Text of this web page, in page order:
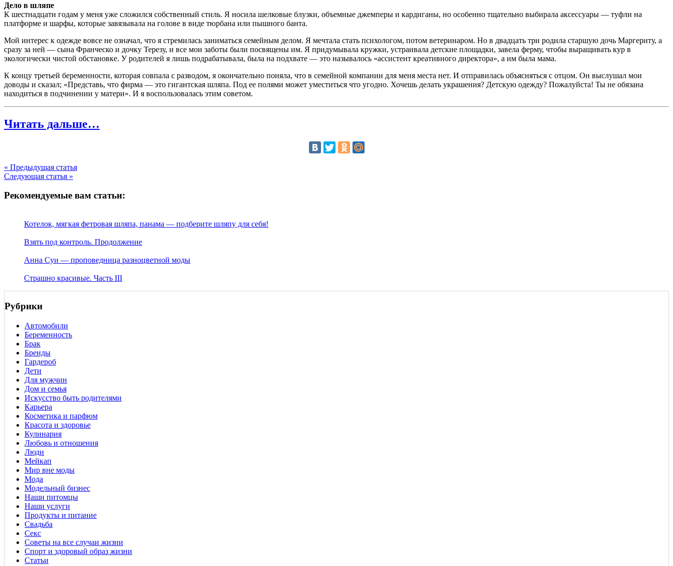
Дело в шляпе
К шестнадцати годам у меня уже сложился собственный стиль. Я носила шелковые блузки, объемные джемперы и кардиганы, но особенно тщательно выбирала аксессуары — туфли на
платформе и шарфы, которые завязывала на голове в виде тюрбана или пышного банта.
Мой интерес к одежде вовсе не означал, что я стремилась заниматься семейным делом. Я мечтала стать психологом, потом ветеринаром. Но в двадцать три родила старшую дочь Маргериту, а
сразу за ней — сына Франческо и дочку Терезу, и все мои заботы были посвящены им. Я придумывала кружки, устраивала детские площадки, завела ферму, чтобы выращивать кур в
экологически чистой обстановке. У родителей я лишь подрабатывала, была на подхвате — это называлось «ассистент креативного директора», а им была мама.
К концу третьей беременности, которая совпала с разводом, я окончательно поняла, что в семейной компании для меня места нет. И отправилась объясняться с отцом. Он выслушал мои
доводы и сказал; «Представь, что фирма — это гигантская шляпа. Под ее полями может уместиться что угодно. Хочешь делать украшения? Детскую одежду? Пожалуйста! Ты не обязана
находиться в подчинении у матери». И я воспользовалась этим советом.
Читать дальше…
« Предыдущая статья
Следующая статья »
Рекомендуемые вам статьи:
Котелок, мягкая фетровая шляпа, панама — подберите шляпу для себя!
Взять под контроль. Продолжение
Анна Суи — проповедница разноцветной моды
Страшно красивые. Часть III
Рубрики
Автомобили
Беременность
Брак
Бренды
Гардероб
Дети
Для мужчин
Дом и семья
Искусство быть родителями
Карьера
Косметика и парфюм
Красота и здоровье
Кулинария
Любовь и отношения
Люди
Мейкап
Мир вне моды
Мода
Модельный бизнес
Наши питомцы
Наши услуги
Продукты и питание
Свадьба
Секс
Советы на все случаи жизни
Спорт и здоровый образ жизни
Статьи